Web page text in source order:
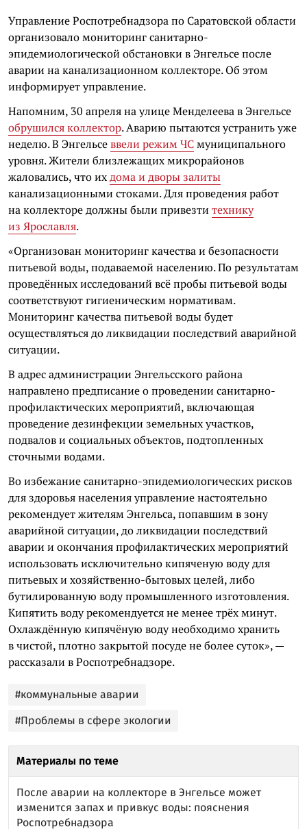
Управление Роспотребнадзора по Саратовской области
организовало мониторинг санитарно-
эпидемиологической обстановки в Энгельсе после
аварии на канализационном коллекторе. Об этом
информирует управление.
Напомним, 30 апреля на улице Менделеева в Энгельсе
обрушился коллектор. Аварию пытаются устранить уже
неделю. В Энгельсеввели режим ЧСмуниципального
уровня. Жители близлежащих микрорайонов
жаловались, что ихдома и дворы залиты
канализационными стоками. Для проведения работ
на коллекторе должны были привезти технику
из Ярославля.
«Организован мониторинг качества и безопасности
питьевой воды, подаваемой населению. По результатам
проведённых исследований всё пробы питьевой воды
соответствуют гигиеническим нормативам.
Мониторинг качества питьевой воды будет
осуществляться до ликвидации последствий аварийной
ситуации.
В адрес администрации Энгельсского района
направлено предписание о проведении санитарно-
профилактических мероприятий, включающая
проведение дезинфекции земельных участков,
подвалов и социальных объектов, подтопленных
сточными водами.
Во избежание санитарно-эпидемиологических рисков
для здоровья населения управление настоятельно
рекомендует жителям Энгельса, попавшим в зону
аварийной ситуации, до ликвидации последствий
аварии и окончания профилактических мероприятий
использовать исключительно кипяченую воду для
питьевых и хозяйственно-бытовых целей, либо
бутилированную воду промышленного изготовления.
Кипятить воду рекомендуется не менее трёх минут.
Охлаждённую кипячёную воду необходимо хранить
в чистой, плотно закрытой посуде не более суток», —
рассказали в Роспотребнадзоре.
#коммунальные аварии
#Проблемы в сфере экологии
Материалы по теме
После аварии на коллекторе в Энгельсе может
изменится запах и привкус воды: пояснения
Роспотребнадзора